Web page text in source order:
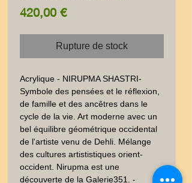
420,00 €Prix
Rupture de stock
Acrylique - NIRUPMA SHASTRI-
Symbole des pensées et le réflexion,
de famille et des ancêtres dans le
cycle de la vie. Art moderne avec un
bel équilibre géométrique occidental
de l'artiste venu de Dehli. Mélange
des cultures artististiques orient-
occident. Nirupma est une
découverte de la Galerie351. -